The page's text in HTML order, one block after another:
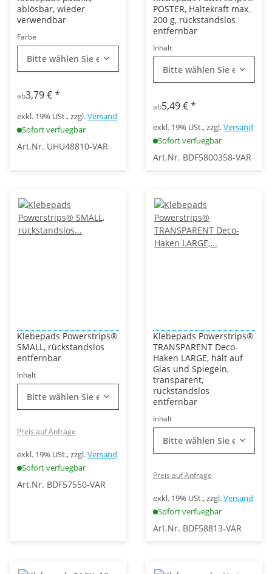
ablösbar, wieder
verwendbar
Farbe
Bitte wählen Sie eine Variation.
ab3,79 €*
exkl. 19% USt., zzgl.Versand
Sofort verfuegbar
Art.Nr. UHU48810-VAR
POSTER, Haltekraft max.
200 g, rückstandslos
entfernbar
Inhalt
Bitte wählen Sie eine
ab5,49 €*
exkl. 19% USt., zzgl.Versand
Sofort verfuegbar
Art.Nr. BDF5800358-VAR
Klebepads Powerstrips®
SMALL, rückstandslos
entfernbar
Inhalt
Bitte wählen Sie eine Variation.
Preis auf Anfrage
exkl. 19% USt., zzgl.Versand
Sofort verfuegbar
Art.Nr. BDF57550-VAR
Klebepads Powerstrips®
TRANSPARENT Deco-
Haken LARGE, hält auf
Glas und Spiegeln,
transparent,
rückstandslos
entfernbar
Inhalt
Bitte wählen Sie eine
Preis auf Anfrage
exkl. 19% USt., zzgl.Versand
Sofort verfuegbar
Art.Nr. BDF58813-VAR